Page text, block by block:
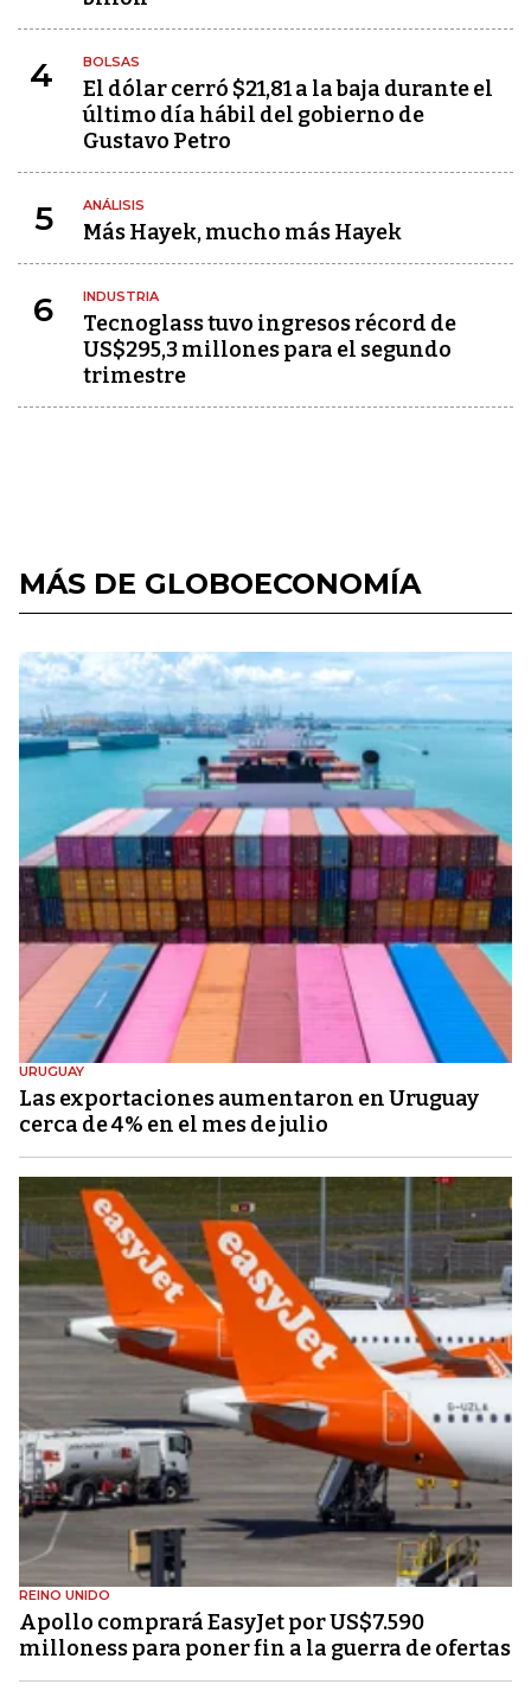
4 BOLSAS
El dólar cerró $21,81 a la baja durante el
último día hábil del gobierno de
Gustavo Petro
5 ANÁLISIS
Más Hayek, mucho más Hayek
6 INDUSTRIA
Tecnoglass tuvo ingresos récord de
US$295,3 millones para el segundo
trimestre
MÁS DE GLOBOECONOMÍA
URUGUAY
Las exportaciones aumentaron en Uruguay
cerca de 4% en el mes de julio
REINO UNIDO
Apollo comprará EasyJet por US$7.590
milloness para poner fin a la guerra de ofertas